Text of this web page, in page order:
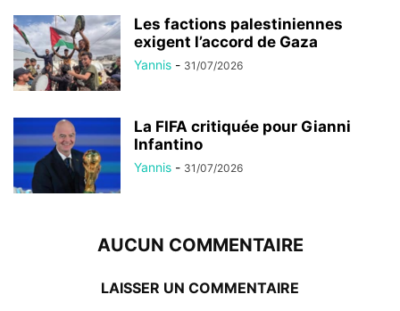
Les factions palestiniennes
exigent l’accord de Gaza
Yannis - 31/07/2026
La FIFA critiquée pour Gianni
Infantino
Yannis - 31/07/2026
AUCUN COMMENTAIRE
LAISSER UN COMMENTAIRE